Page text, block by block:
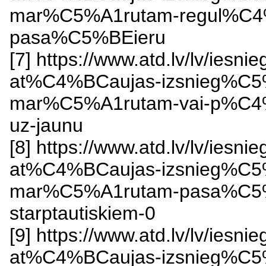
mar%C5%A1rutam-
pasa%C5%BEieru
[7] https://www.atd.lv/lv/
at%C4%BCaujas-
mar%C5%A1rutam-vai-
uz-jaunu
[8] https://www.atd.lv/lv/
at%C4%BCaujas-
mar%C5%A1rutam-
starptautiskiem-0
[9] https://www.atd.lv/lv/
at%C4%BCaujas-